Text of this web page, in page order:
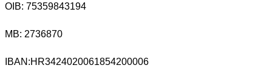
OIB: 75359843194
MB: 2736870
IBAN:HR3424020061854200006